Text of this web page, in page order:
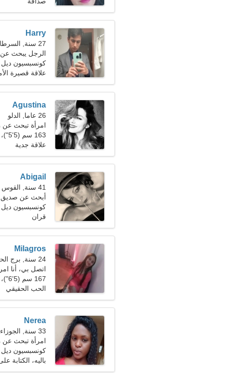
Harry
27 سنة, السرطان
الرجل يبحث عن
كونسبسيون ديل
علاقة قصيرة
Agustina
26 عاما, الدلو
امرأة تبحث
163 سم (5'5")، 49 كجم (108 رطل)
علاقة جدية
Abigail
41 سنة, القوس
أبحث عن صديق
كونسبسيون ديل
قران
Milagros
24 سنة, برج الحمل
اتصل بي، أنا
167 سم (5'6")، 55 كجم (121 رطلا)
الحب الحقيقي
Nerea
33 سنة, الجوزاء
امرأة تبحث عن
كونسبسيون ديل
باليه، الكتابة